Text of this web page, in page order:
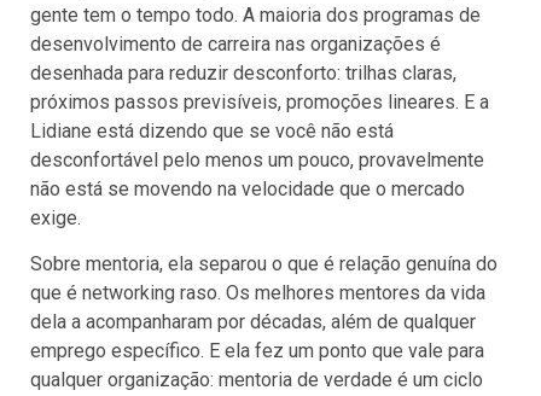
gente tem o tempo todo. A maioria dos programas de
desenvolvimento de carreira nas organizações é
desenhada para reduzir desconforto: trilhas claras,
próximos passos previsíveis, promoções lineares. E a
Lidiane está dizendo que se você não está
desconfortável pelo menos um pouco, provavelmente
não está se movendo na velocidade que o mercado
exige.
Sobre mentoria, ela separou o que é relação genuína do
que é networking raso. Os melhores mentores da vida
dela a acompanharam por décadas, além de qualquer
emprego específico. E ela fez um ponto que vale para
qualquer organização: mentoria de verdade é um ciclo